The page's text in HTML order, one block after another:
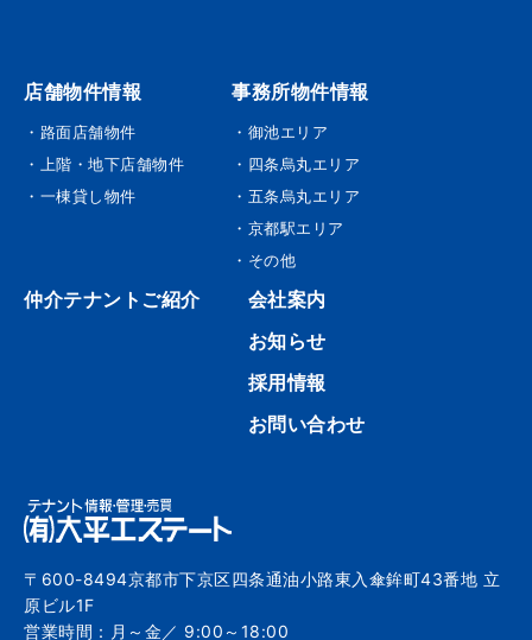
店舗物件情報
・路面店舗物件
・上階・地下店舗物件
・一棟貸し物件
事務所物件情報
・御池エリア
・四条烏丸エリア
・五条烏丸エリア
・京都駅エリア
・その他
仲介テナントご紹介
会社案内
お知らせ
採用情報
お問い合わせ
〒600-8494京都市下京区四条通油小路東入傘鉾町43番地 立
原ビル1F
営業時間：月～金／ 9:00～18:00